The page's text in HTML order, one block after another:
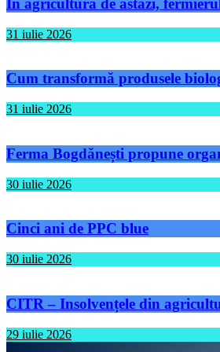
În agricultura de astăzi,
31 iulie 2026
Cum transformă produsele
31 iulie 2026
Ferma Bogdănești propune
30 iulie 2026
Cinci ani de PPC blue
30 iulie 2026
CITR – Insolvențele din
29 iulie 2026